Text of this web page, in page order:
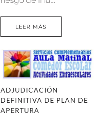
LEER MÁS
ADJUDICACIÓN
DEFINITIVA DE PLAN DE
APERTURA